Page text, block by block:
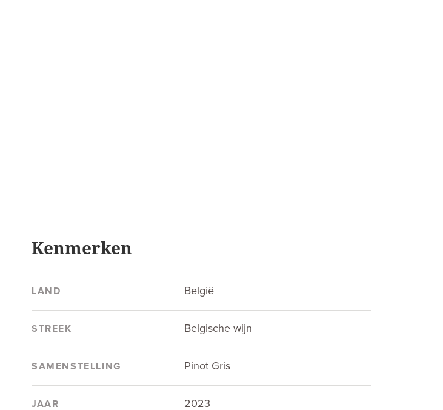
Kenmerken
LAND België
STREEK Belgische wijn
SAMENSTELLING Pinot Gris
JAAR 2023